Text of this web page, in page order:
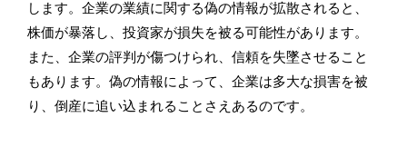
します。企業の業績に関する偽の情報が拡散されると、
株価が暴落し、投資家が損失を被る可能性があります。
また、企業の評判が傷つけられ、信頼を失墜させること
もあります。偽の情報によって、企業は多大な損害を被
り、倒産に追い込まれることさえあるのです。